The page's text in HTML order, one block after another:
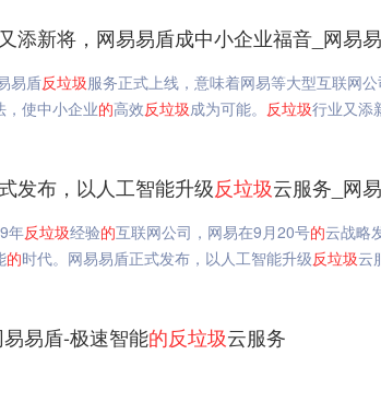
添新将，网易易盾成中小企业福音_网易
易盾反垃圾服务正式上线，意味着网易等大型互联网
，使中小企业的高效反垃圾成为可能。 反垃圾行业又添
发布，以人工智能升级反垃圾云服务_网
年反垃圾经验的互联网公司，网易在9月20号的云战略
的时代。网易易盾正式发布，以人工智能升级反垃圾云
易盾-极速智能的反垃圾云服务